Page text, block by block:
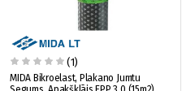
(1)
MIDA Bikroelast, Plakano Jumtu